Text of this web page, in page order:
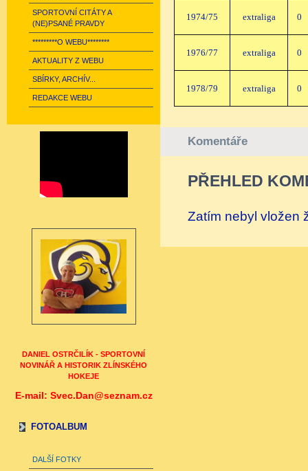
SPORTOVNÍ CITÁTY A
(NE)PSANÉ PRAVDY
*********O WEBU********
AKTUALITY Z WEBU
SBÍRKY, ARCHÍV...
REDAKCE WEBU
DANIEL OSTRČILÍK - SPORTOVNÍ
NOVINÁŘ A HISTORIK ZLÍNSKÉHO
HOKEJE
E-mail: Svec.Dan@seznam.cz
FOTOALBUM
DALŠÍ FOTKY
1974/75 extraliga 0
1976/77 extraliga 0
1978/79 extraliga 0
Komentáře
PŘEHLED
Zatím nebyl vložen